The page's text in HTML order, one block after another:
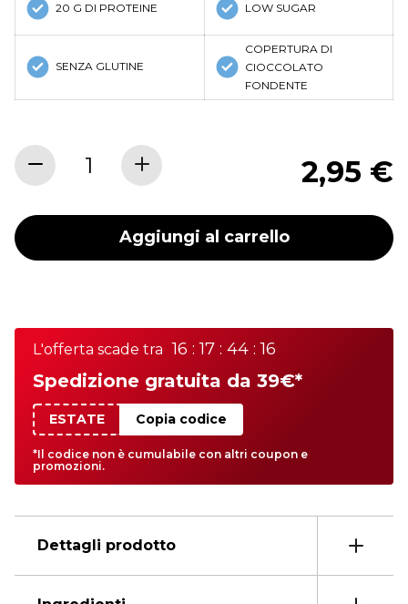
20 G DI PROTEINE LOW SUGAR
SENZA GLUTINE
COPERTURA DI
CIOCCOLATO
FONDENTE
2,95 €
Aggiungi al carrello
L'offerta scade tra 16 : 17 : 44 : 16
Spedizione gratuita da 39€*
ESTATE Copia codice
*Il codice non è cumulabile con altri coupon e
promozioni.
Dettagli prodotto